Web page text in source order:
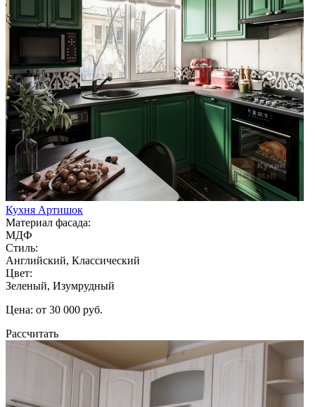
Кухня Артишок
Материал фасада:
МДФ
Стиль:
Английский, Классический
Цвет:
Зеленый, Изумрудный
Цена: от 30 000 руб.
Рассчитать